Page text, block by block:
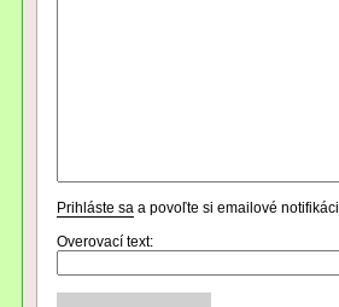
Prihláste sa a povoľte si emailové
Overovací text: